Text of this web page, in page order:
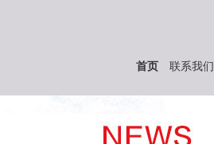
首页 联系我们